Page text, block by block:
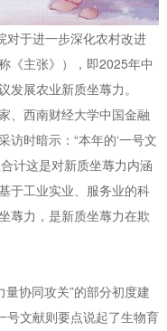
对于进一步深化农村改进
《主张》），即2025年中
展农业新质坐蓐力。
、西南财经大学中国金融
时暗示：“本年的‘一号文
计这是对新质坐蓐力内涵
于工业实业、服务业的科
蓐力，是新质坐蓐力在欺
协同攻关”的部分初度建
号文献则要点说起了生物育